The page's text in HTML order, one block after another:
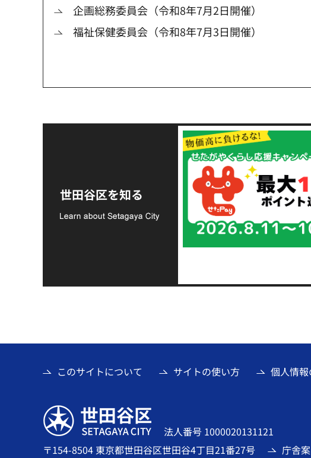
企画総務委員会（令和8年7月2日開催）
福祉保健委員会（令和8年7月3日開催）
世田谷区を知る
支援金の募集につい
て
このサイトについて サイトの使い方 個人情
世田谷区
法人番号 1000020131121
〒154-8504 東京都世田谷区世田谷4丁目21番27号
庁舎